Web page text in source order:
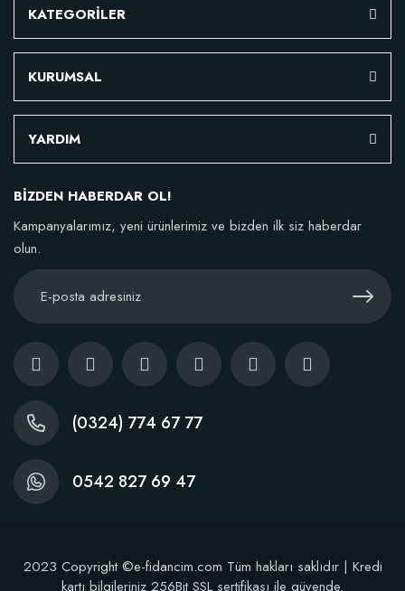
Özel Karışım Fidan Tutma Yüzdesini Arttıran Organik Dikim Gübresi (10
Fidan Dikim Destek Çubuğu 10 adet (90-150 cm)
KATEGORİLER
KURUMSAL
YARDIM
BİZDEN HABERDAR OL!
Kampanyalarımız, yeni ürünlerimiz ve bizden ilk siz haberdar
olun.
(0324) 774 67 77
0542 827 69 47
2023 Copyright ©e-fidancim.com Tüm hakları saklıdır | Kredi
kartı bilgileriniz 256Bit SSL sertifikası ile güvende.